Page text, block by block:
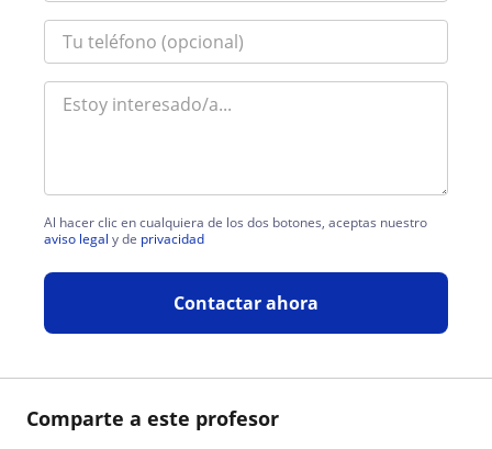
Comparte a este profesor
Al hacer clic en cualquiera de los dos botones, aceptas nuestro
aviso legal y de privacidad
Contactar ahora